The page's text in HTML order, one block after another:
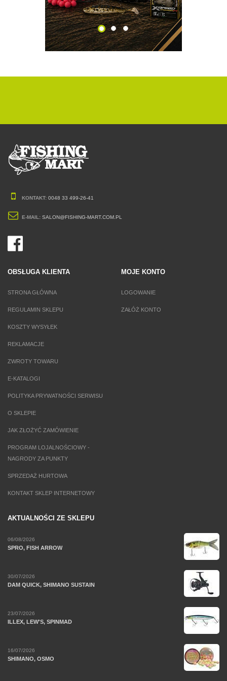
KONTAKT: 0048 33 499-26-41
E-MAIL: SALON@FISHING-MART.COM.PL
OBSŁUGA KLIENTA
STRONA GŁÓWNA
REGULAMIN SKLEPU
KOSZTY WYSYŁEK
REKLAMACJE
ZWROTY TOWARU
E-KATALOGI
POLITYKA PRYWATNOŚCI SERWISU
O SKLEPIE
JAK ZŁOŻYĆ ZAMÓWIENIE
PROGRAM LOJALNOŚCIOWY -
NAGRODY ZA PUNKTY
SPRZEDAŻ HURTOWA
KONTAKT SKLEP INTERNETOWY
MOJE KONTO
LOGOWANIE
ZAŁÓŻ KONTO
AKTUALNOŚCI ZE SKLEPU
06/08/2026
SPRO, FISH ARROW
30/07/2026
DAM QUICK, SHIMANO SUSTAIN
23/07/2026
ILLEX, LEW'S, SPINMAD
16/07/2026
SHIMANO, OSMO